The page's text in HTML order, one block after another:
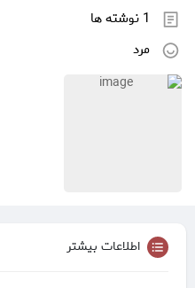
1 نوشته ها
مرد
اطلاعات بیشتر